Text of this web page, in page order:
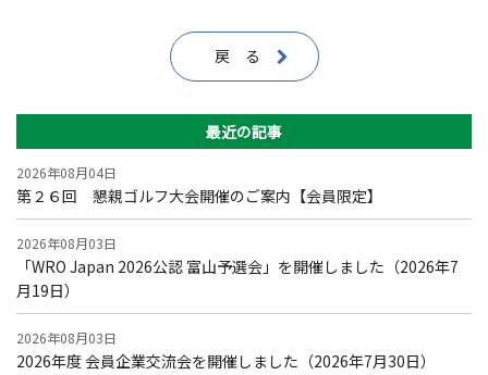
戻 る
最近の記事
2026年08月04日
第２６回 懇親ゴルフ大会開催のご案内【会員限定】
2026年08月03日
「WRO Japan 2026公認 富山予選会」を開催しました（2026年7
月19日）
2026年08月03日
2026年度 会員企業交流会を開催しました（2026年7月30日）